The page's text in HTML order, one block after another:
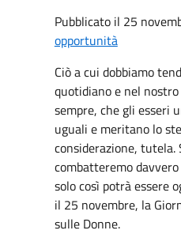
Pubblicato il 25
opportunità
Ciò a cui dobbiamo
quotidiano e nel
sempre, che gli esseri
uguali e meritano lo
considerazione, tutela.
combatteremo
solo così potrà essere
il 25 novembre, la
sulle Donne.